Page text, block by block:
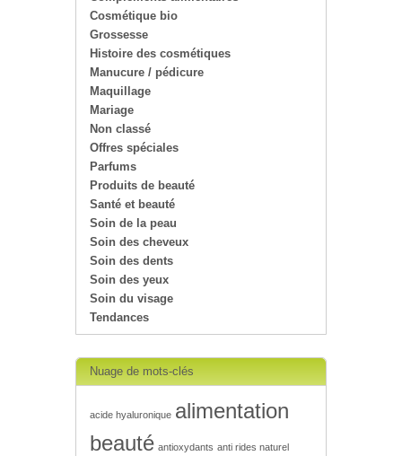
Cosmétique bio
Grossesse
Histoire des cosmétiques
Manucure / pédicure
Maquillage
Mariage
Non classé
Offres spéciales
Parfums
Produits de beauté
Santé et beauté
Soin de la peau
Soin des cheveux
Soin des dents
Soin des yeux
Soin du visage
Tendances
Nuage de mots-clés
acide hyaluronique alimentation
beauté antioxydants anti rides naturel